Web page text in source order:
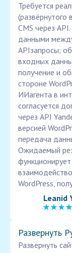
Требуется
(развёрнутого
CMS через
данными
APIзапросы;
входных
получение и
стороне
ИИагента в
согласуется
через API
версией
передача
Ожидаемый
WordPress,
Leanid
Развернуть
Развернуть